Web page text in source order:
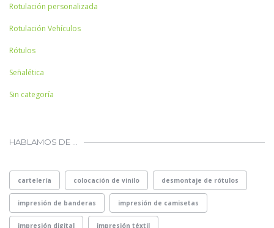
Rotulación personalizada
Rotulación Vehículos
Rótulos
Señalética
Sin categoría
HABLAMOS DE …
cartelería colocación de vinilo desmontaje de rótulos
impresión de banderas impresión de camisetas
impresión digital impresión téxtil